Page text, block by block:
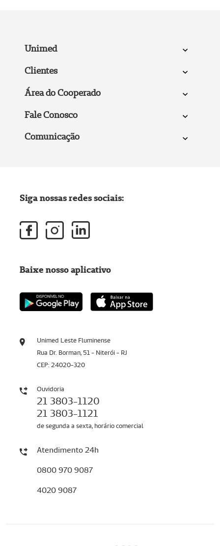
Unimed
Clientes
Área do Cooperado
Fale Conosco
Comunicação
Unimed Leste Fluminense
Rua Dr. Borman, 51 - Niterói - RJ
CEP: 24020-320
Ouvidoria
21 3803-1120
21 3803-1121
de segunda a sexta, horário comercial
Atendimento 24h
0800 970 9087
4020 9087
Siga nossas redes sociais:
Baixe nosso aplicativo